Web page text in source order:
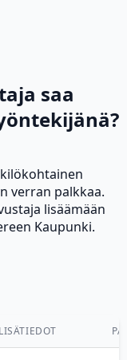
saa
verran palkkaa.
lisäämään
Kaupunki.
LISÄTIEDOT